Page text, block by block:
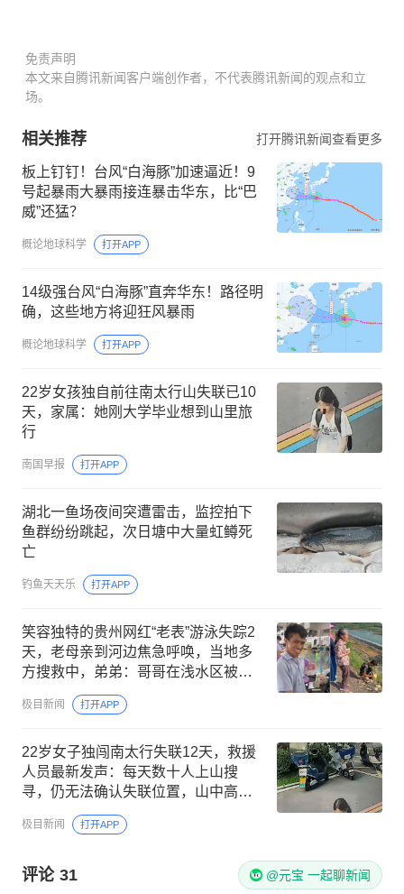
免责声明
本文来自腾讯新闻客户端创作者，不代表腾讯新闻的观点和立
场。
相关推荐 打开腾讯新闻查看更多
板上钉钉！台风“白海豚”加速逼近！9
号起暴雨大暴雨接连暴击华东，比“巴
威”还猛？
概论地球科学 打开APP
14级强台风“白海豚”直奔华东！路径明
确，这些地方将迎狂风暴雨
概论地球科学 打开APP
22岁女孩独自前往南太行山失联已10
天，家属：她刚大学毕业想到山里旅
行
南国早报 打开APP
湖北一鱼场夜间突遭雷击，监控拍下
鱼群纷纷跳起，次日塘中大量虹鳟死
亡
钓鱼天天乐 打开APP
笑容独特的贵州网红“老表”游泳失踪2
天，老母亲到河边焦急呼唤，当地多
方搜救中，弟弟：哥哥在浅水区被急
流冲进深水区
极目新闻 打开APP
22岁女子独闯南太行失联12天，救援
人员最新发声：每天数十人上山搜
寻，仍无法确认失联位置，山中高
温、超1米深野草蜱虫扎堆，加大救援
难度
极目新闻 打开APP
评论 31 @元宝 一起聊新闻